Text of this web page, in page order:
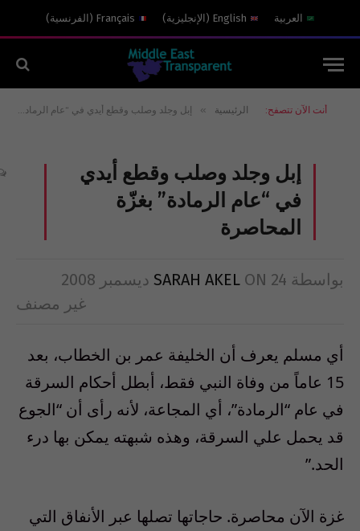
العربية English
( الإنجليزية)
Français
( الفرنسية)
أنت الآن تتصفح: الرئيسية » إبل وجلد وصلب وقطع أيدي في “عام الرمادة” بغزّة المحاصرة
إبل وجلد وصلب وقطع أيدي
في “عام الرمادة” بغزّة
المحاصرة
بواسطة SARAH AKEL ON 24 ديسمبر 2008
غير مصنف
أي مسلم يعرف أن الخليفة عمر بن الخطاب، بعد
15 عاماً من وفاة النبي فقط، أبطل أحكام السرقة
في عام “الرمادة”، أي المجاعة، لأنه رأى أن “الجوع
قد يحمل علي السرقة، وهذه شبهته يمكن بها درء
الحد.”
غزة الآن محاصرة. حاجاتها تصلها عبر الأنفاق التي